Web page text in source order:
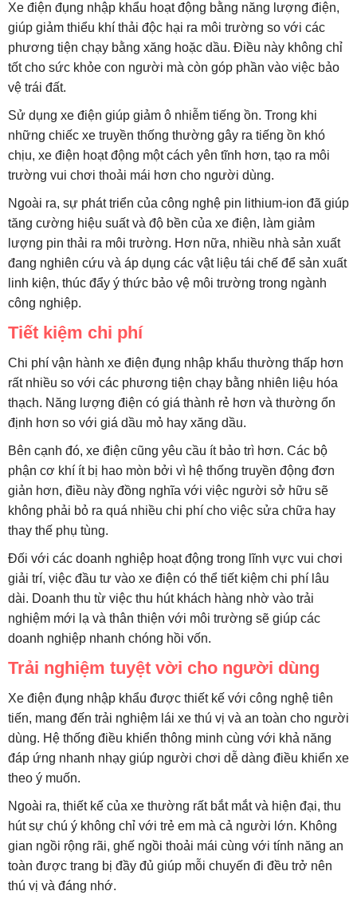
Xe điện đụng nhập khẩu hoạt động bằng năng lượng điện,
giúp giảm thiểu khí thải độc hại ra môi trường so với các
phương tiện chạy bằng xăng hoặc dầu. Điều này không chỉ
tốt cho sức khỏe con người mà còn góp phần vào việc bảo
vệ trái đất.
Sử dụng xe điện giúp giảm ô nhiễm tiếng ồn. Trong khi
những chiếc xe truyền thống thường gây ra tiếng ồn khó
chịu, xe điện hoạt động một cách yên tĩnh hơn, tạo ra môi
trường vui chơi thoải mái hơn cho người dùng.
Ngoài ra, sự phát triển của công nghệ pin lithium-ion đã giúp
tăng cường hiệu suất và độ bền của xe điện, làm giảm
lượng pin thải ra môi trường. Hơn nữa, nhiều nhà sản xuất
đang nghiên cứu và áp dụng các vật liệu tái chế để sản xuất
linh kiện, thúc đẩy ý thức bảo vệ môi trường trong ngành
công nghiệp.
Tiết kiệm chi phí
Chi phí vận hành xe điện đụng nhập khẩu thường thấp hơn
rất nhiều so với các phương tiện chạy bằng nhiên liệu hóa
thạch. Năng lượng điện có giá thành rẻ hơn và thường ổn
định hơn so với giá dầu mỏ hay xăng dầu.
Bên cạnh đó, xe điện cũng yêu cầu ít bảo trì hơn. Các bộ
phận cơ khí ít bị hao mòn bởi vì hệ thống truyền động đơn
giản hơn, điều này đồng nghĩa với việc người sở hữu sẽ
không phải bỏ ra quá nhiều chi phí cho việc sửa chữa hay
thay thế phụ tùng.
Đối với các doanh nghiệp hoạt động trong lĩnh vực vui chơi
giải trí, việc đầu tư vào xe điện có thể tiết kiệm chi phí lâu
dài. Doanh thu từ việc thu hút khách hàng nhờ vào trải
nghiệm mới lạ và thân thiện với môi trường sẽ giúp các
doanh nghiệp nhanh chóng hồi vốn.
Trải nghiệm tuyệt vời cho người dùng
Xe điện đụng nhập khẩu được thiết kế với công nghệ tiên
tiến, mang đến trải nghiệm lái xe thú vị và an toàn cho người
dùng. Hệ thống điều khiển thông minh cùng với khả năng
đáp ứng nhanh nhạy giúp người chơi dễ dàng điều khiển xe
theo ý muốn.
Ngoài ra, thiết kế của xe thường rất bắt mắt và hiện đại, thu
hút sự chú ý không chỉ với trẻ em mà cả người lớn. Không
gian ngồi rộng rãi, ghế ngồi thoải mái cùng với tính năng an
toàn được trang bị đầy đủ giúp mỗi chuyến đi đều trở nên
thú vị và đáng nhớ.